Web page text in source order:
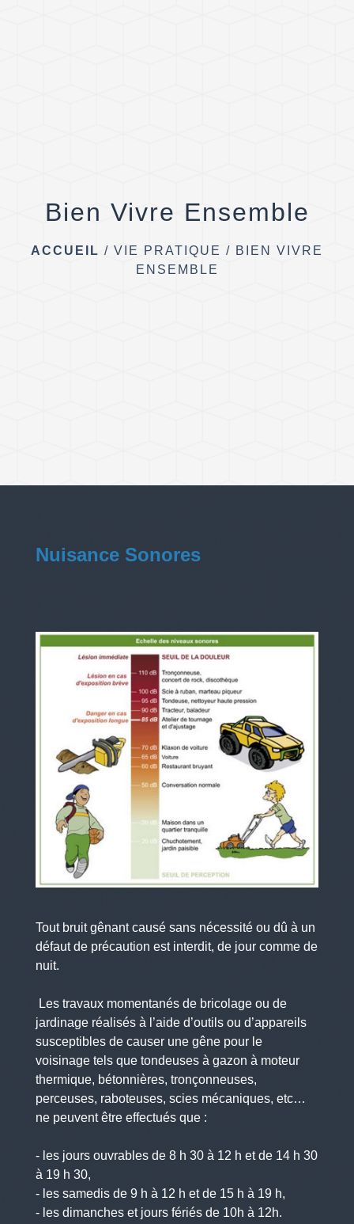
Bien Vivre Ensemble
ACCUEIL / VIE PRATIQUE / BIEN VIVRE
ENSEMBLE
Nuisance Sonores
Tout bruit gênant causé sans nécessité ou dû à un
défaut de précaution est interdit, de jour comme de
nuit.
Les travaux momentanés de bricolage ou de
jardinage réalisés à l’aide d’outils ou d’appareils
susceptibles de causer une gêne pour le
voisinage tels que tondeuses à gazon à moteur
thermique, bétonnières, tronçonneuses,
perceuses, raboteuses, scies mécaniques, etc…
ne peuvent être effectués que :
- les jours ouvrables de 8 h 30 à 12 h et de 14 h 30
à 19 h 30,
- les samedis de 9 h à 12 h et de 15 h à 19 h,
- les dimanches et jours fériés de 10h à 12h.